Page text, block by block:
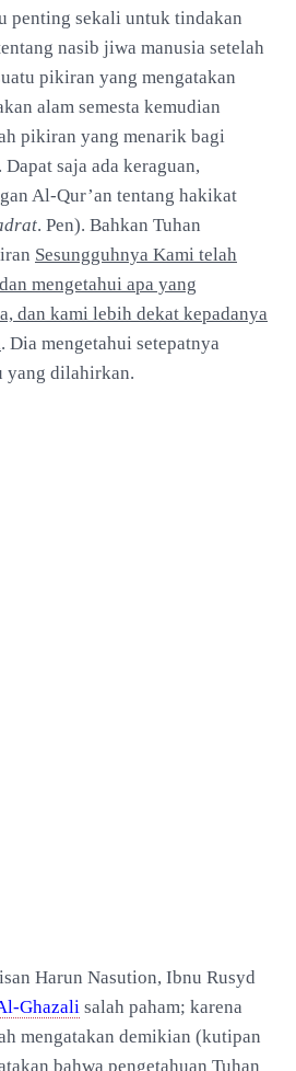
penting sekali untuk tindakan
nasib jiwa manusia setelah
pikiran yang mengatakan
alam semesta kemudian
pikiran yang menarik bagi
saja ada keraguan,
Al-Qur’an tentang hakikat
. Pen). Bahkan Tuhan
Sesungguhnya Kami telah
mengetahui apa yang
dan kami lebih dekat kepadanya
. Dia mengetahui setepatnya
dilahirkan.
Harun Nasution, Ibnu Rusyd
Ghazali salah paham; karena
mengatakan demikian (kutipan
bahwa pengetahuan Tuhan